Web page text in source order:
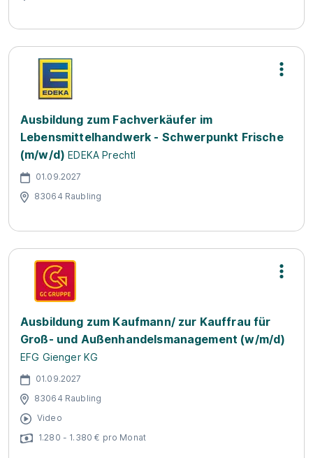
Ausbildung zum Fachverkäufer im
Lebensmittelhandwerk - Schwerpunkt Frische
(m/w/d) EDEKA Prechtl
01.09.2027
83064 Raubling
Ausbildung zum Kaufmann/ zur Kauffrau für
Groß- und Außenhandelsmanagement (w/m/d)
EFG Gienger KG
01.09.2027
83064 Raubling
Video
1.280 - 1.380 € pro Monat